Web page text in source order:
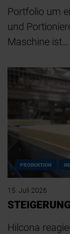
Portfolio um
und
Maschine ist…
PRODUKTION
15. Juli 2026
Hilcona